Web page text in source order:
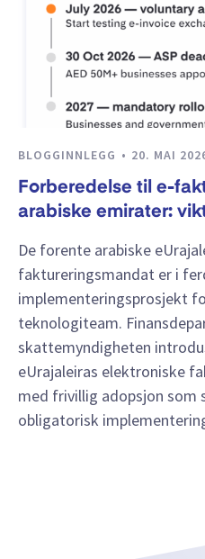
BLOGGINNLEGG 20. MAI
Forberedelse til e-
arabiske emirater:
De forente arabiske
faktureringsmandat er i
implementeringsprosjekt
teknologiteam.
skattemyndigheten
eUrajaleiras elektroniske
med frivillig adopsjon som
obligatorisk